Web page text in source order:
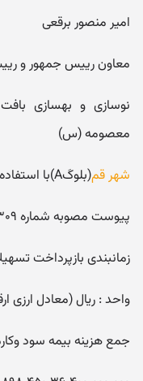
امیر منصور برقعی
معاون رییس جمهور و
نوسازی و بهسازی
معصومه (س)
شهر قم(بلوکَA)با استفاده از تسهیلات مالی خارجی
پیوست مصوبه شماره ۱۶۸۹۲۱/۳۰۹ مورخ ۱۱/۱۰/۱۳۸۵ شورای اقتصاد
زمانبندی بازپرداخت
واحد : ریال (معادل ارزی
جمع هزینه بیمه سود